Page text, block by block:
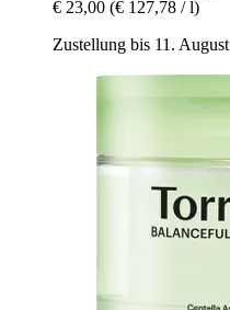
€ 23,00 (€ 127,78 / l)
Zustellung bis 11. August